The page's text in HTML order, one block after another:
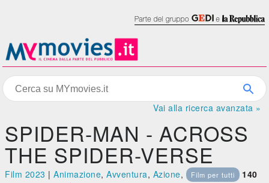
Vai alla ricerca avanzata »
SPIDER-MAN - ACROSS
THE SPIDER-VERSE
Film 2023 |Animazione,Avventura, Azione, Film per tutti
140